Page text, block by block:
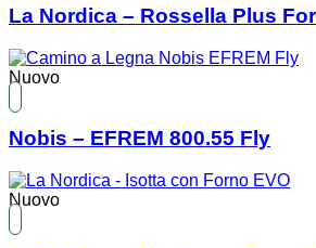
La Nordica – Rossella Plus
Nuovo
Nobis – EFREM 800.55 Fly
Nuovo